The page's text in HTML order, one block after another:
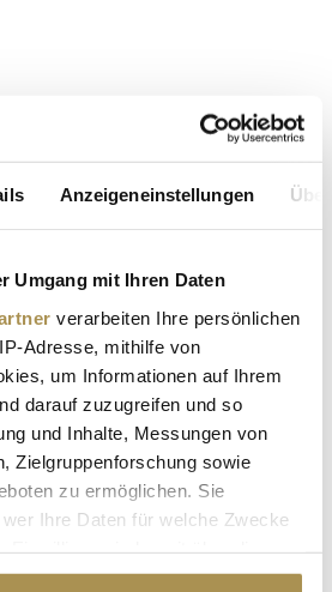
Anzeigeneinstellungen
Umgang mit Ihren Daten
verarbeiten Ihre persönlichen
Adresse, mithilfe von
um Informationen auf Ihrem
darauf zuzugreifen und so
und Inhalte, Messungen von
Zielgruppenforschung sowie
zu ermöglichen. Sie
Ihre Daten für welche Zwecke
durch Klicken auf das Privacy